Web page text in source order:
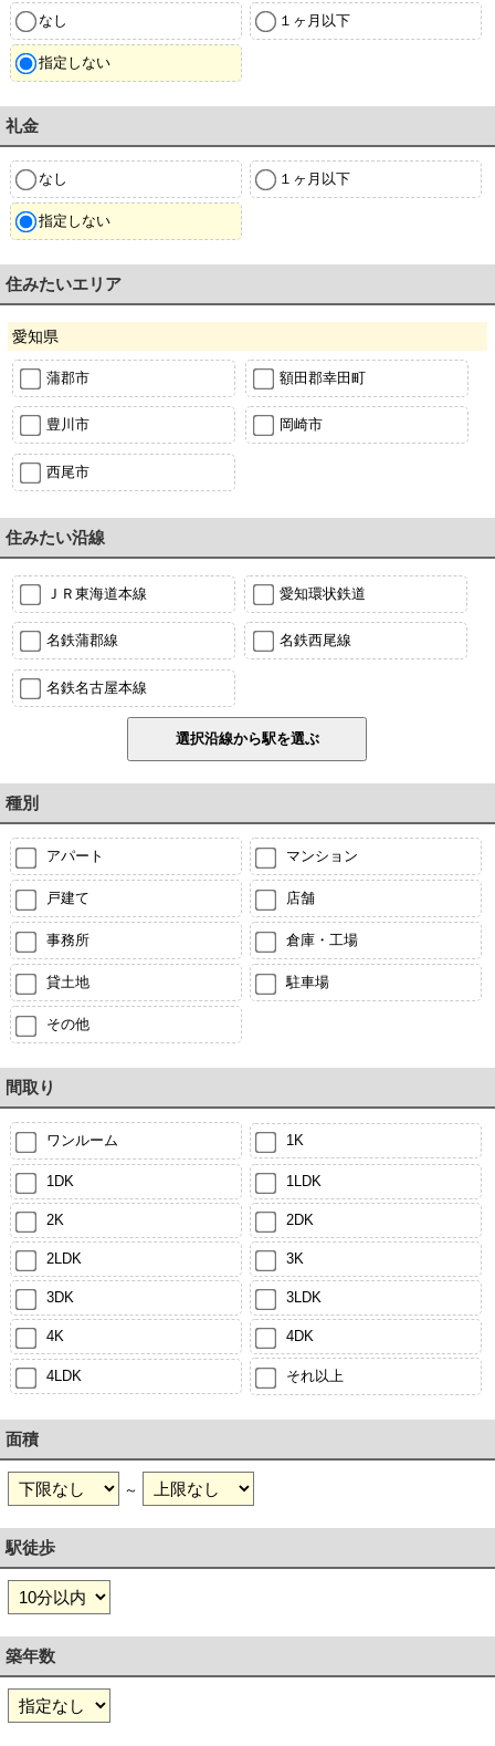
なし １ヶ月以下
指定しない
礼金
なし １ヶ月以下
指定しない
住みたいエリア
愛知県
蒲郡市 額田郡幸田町
豊川市 岡崎市
西尾市
住みたい沿線
ＪＲ東海道本線 愛知環状鉄道
名鉄蒲郡線 名鉄西尾線
名鉄名古屋本線
種別
アパート マンション
戸建て 店舗
事務所 倉庫・工場
貸土地 駐車場
その他
間取り
ワンルーム 1K
1DK 1LDK
2K 2DK
2LDK 3K
3DK 3LDK
4K 4DK
4LDK それ以上
面積
～
駅徒歩
築年数